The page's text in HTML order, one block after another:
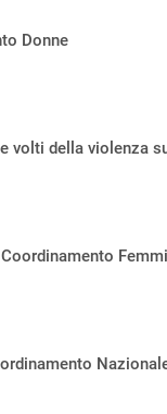
Donne
volti della violenza